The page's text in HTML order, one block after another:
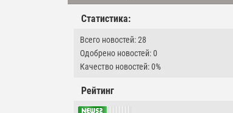
Статистика:
Всего новостей: 28
Одобрено новостей: 0
Качество новостей: 0%
Рейтинг